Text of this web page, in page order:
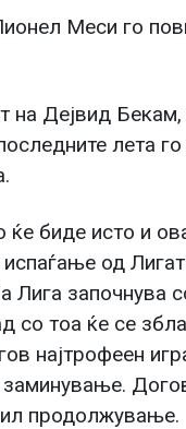
Меси го
на Дејвид
лета
биде исто и
од
започнува
со тоа ќе се
најтрофеен
продолжување.